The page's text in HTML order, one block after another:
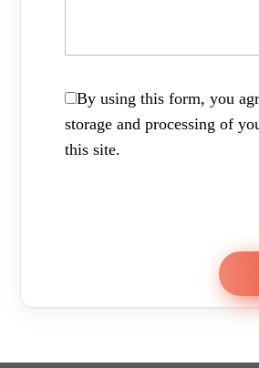
By using this form, you
storage and processing of
this site.